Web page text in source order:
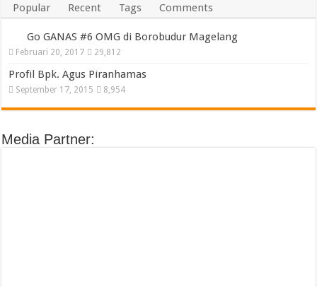
Popular Recent Tags Comments
Go GANAS #6 OMG di Borobudur Magelang
Februari 20, 2017 29,812
Profil Bpk. Agus Piranhamas
September 17, 2015 8,954
Media Partner: